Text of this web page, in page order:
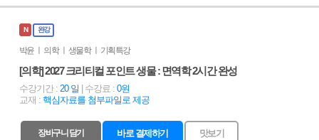
N 완강
박윤 ㅣ 의학 ㅣ 생물학 ㅣ 기획특강
[의학] 2027 크리티컬 포인트 생물 : 면역학 2시간 완성
수강기간 : 20 일 | 수강료 : 0원
교재 : 핵심자료를 첨부파일로 제공
장바구니 담기 바로 결제하기 맛보기